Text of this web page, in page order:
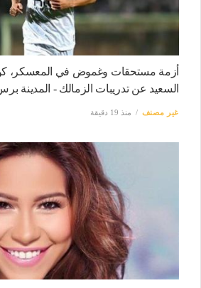
أزمة مستحقات وغموض في المعسكر،
السعيد عن تدريبات الزمالك - المدينة
غير مصنف منذ 19 دقيقة